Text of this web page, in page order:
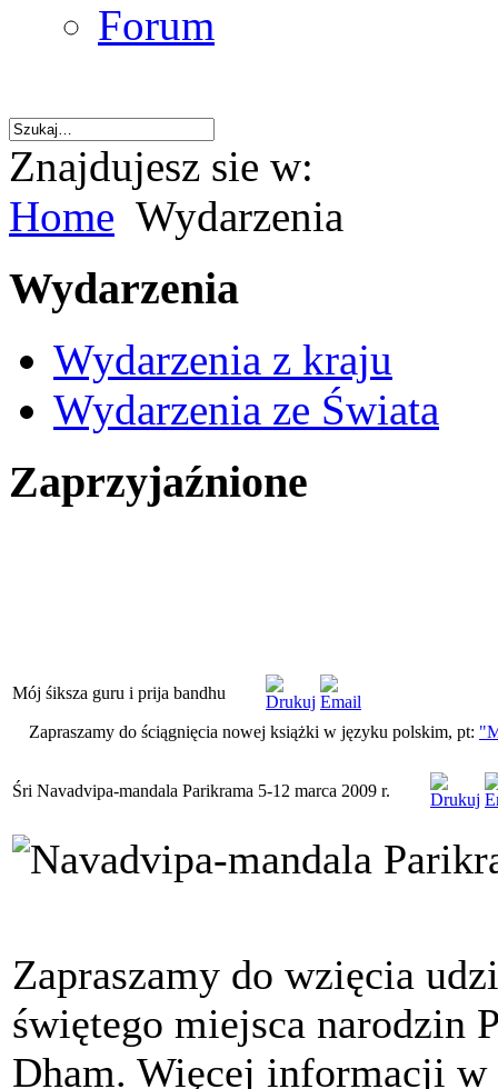
Forum
Znajdujesz sie w:
Home Wydarzenia
Wydarzenia
Wydarzenia z kraju
Wydarzenia ze Świata
Zaprzyjaźnione
Mój śiksza guru i prija bandhu
Zapraszamy do ściągnięcia nowej książki w języku polskim, pt:
Śri Navadvipa-mandala Parikrama 5-12 marca 2009 r.
Zapraszamy do wzięcia
świętego miejsca narodzin
Dham. Więcej informacji